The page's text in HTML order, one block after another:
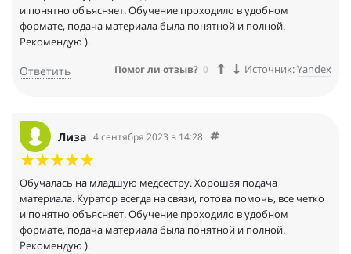
и понятно объясняет. Обучение проходило в удобном
формате, подача материала была понятной и полной.
Рекомендую ).
Ответить Помог ли отзыв? 0 Источник:Yandex
Лиза 4 сентября 2023 в 14:28
Обучалась на младшую медсестру. Хорошая подача
материала. Куратор всегда на связи, готова помочь, все четко
и понятно объясняет. Обучение проходило в удобном
формате, подача материала была понятной и полной.
Рекомендую ).